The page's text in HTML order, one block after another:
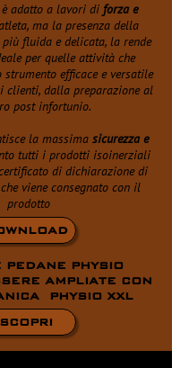
è adatto a lavori di forza e
ma la presenza della
più fluida e delicata, la rende
per quelle attività che
strumento efficace e versatile
clienti, dalla preparazione al
post infortunio.
la massima sicurezza e
tutti i prodotti isoinerziali
di dichiarazione di
viene consegnato con il
prodotto
PEDANE PHYSIO
AMPLIATE CON
PHYSIO XXL
SCOPRI